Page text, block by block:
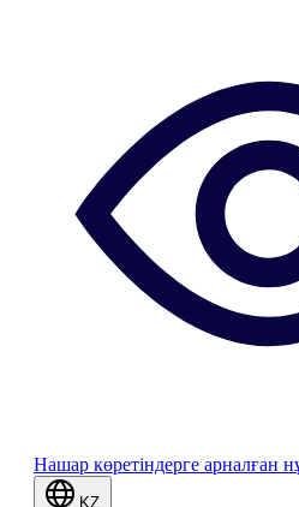
Нашар көретіндерге арналған
KZ